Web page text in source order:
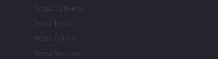
Newz California
Newz Texas
Newz Florida
Newz New York